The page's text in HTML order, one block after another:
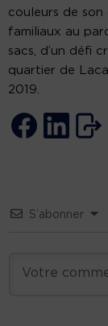
couleurs de
familiaux au
sacs, d’un défi
quartier de
2019.
S’abonner